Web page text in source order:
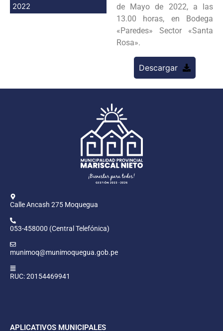
2022
de Mayo de 2022, a las
13.00 horas, en Bodega
«Paredes» Sector «Santa
Rosa».
Descargar
Calle Ancash 275 Moquegua
053-458000 (Central Telefónica)
munimoq@munimoquegua.gob.pe
RUC: 20154469941
APLICATIVOS MUNICIPALES